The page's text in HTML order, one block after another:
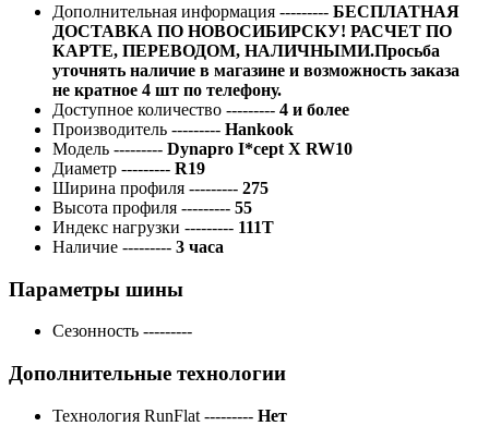
Дополнительная информация --------- БЕСПЛАТНАЯ
ДОСТАВКА ПО НОВОСИБИРСКУ! РАСЧЕТ ПО
КАРТЕ, ПЕРЕВОДОМ, НАЛИЧНЫМИ.Просьба
уточнять наличие в магазине и возможность заказа
не кратное 4 шт по телефону.
Доступное количество --------- 4 и более
Производитель --------- Hankook
Модель --------- Dynapro I*cept X RW10
Диаметр --------- R19
Ширина профиля --------- 275
Высота профиля --------- 55
Индекс нагрузки --------- 111T
Наличие --------- 3 часа
Параметры шины
Сезонность ---------
Дополнительные технологии
Технология RunFlat --------- Нет